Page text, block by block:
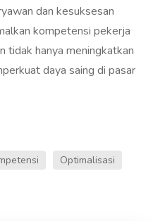
dan kesuksesan
kompetensi pekerja
tidak hanya meningkatkan
daya saing di pasar
Optimalisasi